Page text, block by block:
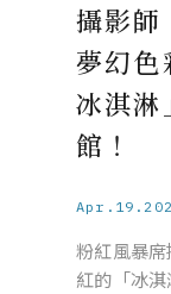
攝影
夢幻色
冰淇淋
館！
粉紅風暴
紅的「冰